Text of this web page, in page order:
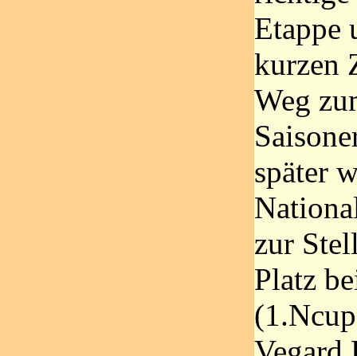
Etappe
kurzen
Weg
später
zur
Platz